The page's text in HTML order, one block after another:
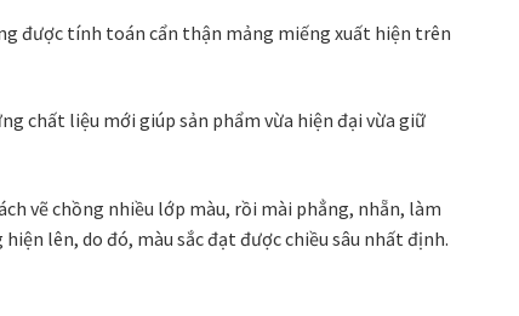
được tính toán cẩn thận mảng miếng xuất hiện trên
chất liệu mới giúp sản phẩm vừa hiện đại vừa giữ
vẽ chồng nhiều lớp màu, rồi mài phẳng, nhẵn, làm
lên, do đó, màu sắc đạt được chiều sâu nhất định.